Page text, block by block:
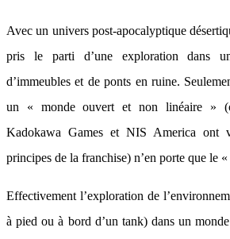
Avec un univers post-apocalyptique
pris le parti d’une exploration dans
d’immeubles et de ponts en ruine.
un « monde ouvert et non linéaire »
Kadokawa Games et NIS America ont
principes de la franchise) n’en porte que le
Effectivement l’exploration de
à pied ou à bord d’un tank) dans un